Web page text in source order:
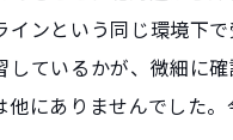
ンという同じ環境下
ているかが、微細に
にありませんでした